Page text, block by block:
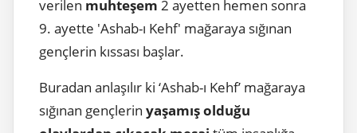
verilen muhteşem 2 ayetten hemen sonra
9. ayette 'Ashab-ı Kehf' mağaraya sığınan
gençlerin kıssası başlar.
Buradan anlaşılır ki ‘Ashab-ı Kehf’ mağaraya
sığınan gençlerin yaşamış olduğu